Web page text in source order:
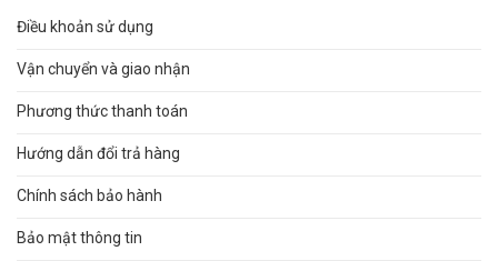
Điều khoản sử dụng
Vận chuyển và giao nhận
Phương thức thanh toán
Hướng dẫn đổi trả hàng
Chính sách bảo hành
Bảo mật thông tin